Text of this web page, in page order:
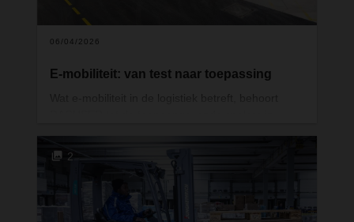
06/04/2026
E-mobiliteit: van test naar toepassing
doet de logistieke dienstverlener al drie jaar
onderzoek naar niet-fossiele aandrijftechnologieën
en de eisen die deze stellen aan de
laadinfrastructuur. Een bezoek aan Hamburg geeft
2